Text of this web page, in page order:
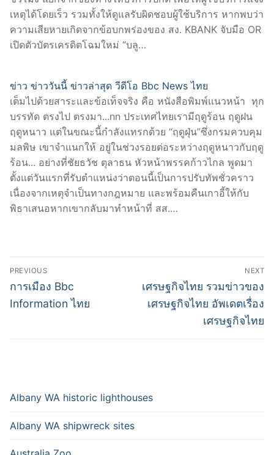
เหตุได้โดยเร็ว รวมทั้งให้ดูแลรับผิดชอบผู้ใช้บริการ หากพบว่า
ความเสียหายเกิดจากข้อบกพร่องของ สง. KBANK จับมือ OR
เปิดตัวบัตรเครดิตโฉมใหม่ “บลู…
ข่าว ข่าววันนี้ ข่าวล่าสุด วีดีโอ Bbc News ไทย
เต็มไปด้วยสาระและข้อเท็จจริง คือ หนังสือพิมพ์แนวหน้า ทุก
บรรทัด ตรงไป ตรงมา...nn ประเทศไทยเรามีฤดูร้อน ฤดูฝน
ฤดูหนาว แต่ในขณะนี้กำลังแทรกด้วย “ฤดูฝุ่น”ซึ่งกรมควบคุม
มลพิษ เขาจำแนกให้ อยู่ในช่วงรอยต่อระหว่างฤดูหนาวกับฤดู
ร้อน... อย่างที่ชัยธวัช ตุลาธน หัวหน้าพรรคก้าวไกล พูดมา
ตั้งแต่วันแรกที่รับตำแหน่งว่าตอนนี้เป็นการปรับทัพชั่วคราว
เนื่องจากเหตุจำเป็นทางกฎหมาย และพร้อมคืนเกาอี้ให้กับ
พิธาเสนอหากเขากลับมาทำหน้าที่ สส.…
Post
navigation
PREVIOUS
Previous
post:
การเมือง Bbc
Information ไทย
NEXT
Next
post:
เศรษฐกิจไทย รวมข่าวของ
เศรษฐกิจไทย อัพเดตเรื่อง
เศรษฐกิจไทย
Albany WA historic lighthouses
Albany WA shipwreck sites